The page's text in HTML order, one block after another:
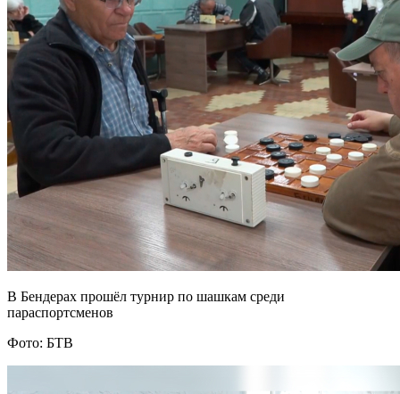
В Бендерах прошёл турнир по шашкам среди
параспортсменов
Фото: БТВ